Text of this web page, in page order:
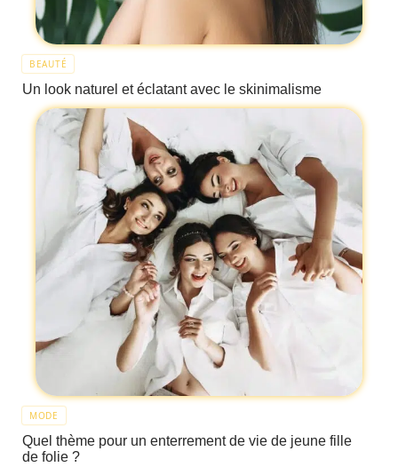
BEAUTÉ
Un look naturel et éclatant avec le skinimalisme
MODE
Quel thème pour un enterrement de vie de jeune fille
de folie ?